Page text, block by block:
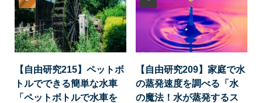
【自由研究215】ペットボ
トルでできる簡単な水車
「ペットボトルで水車を
【自由研究209】家庭で水
の蒸発速度を調べる「水
の魔法！水が蒸発するス